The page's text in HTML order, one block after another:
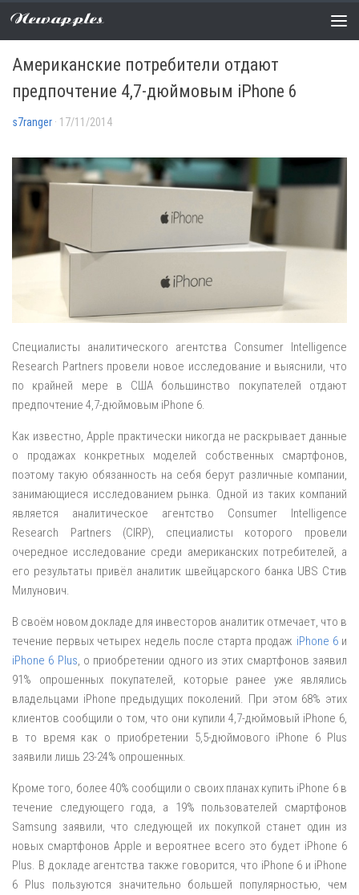
Newapples
АНАЛИТИКА/НОВОСТИ 0 COMMENTS
Американские потребители отдают
предпочтение 4,7-дюймовым iPhone 6
s7ranger · 17/11/2014
Специалисты аналитического агентства Consumer Intelligence
Research Partners провели новое исследование и выяснили, что
по крайней мере в США большинство покупателей отдают
предпочтение 4,7-дюймовым iPhone 6.
Как известно, Apple практически никогда не раскрывает данные
о продажах конкретных моделей собственных смартфонов,
поэтому такую обязанность на себя берут различные компании,
занимающиеся исследованием рынка. Одной из таких компаний
является аналитическое агентство Consumer Intelligence
Research Partners (CIRP), специалисты которого провели
очередное исследование среди американских потребителей, а
его результаты привёл аналитик швейцарского банка UBS Стив
Милунович.
В своём новом докладе для инвесторов аналитик отмечает, что в
течение первых четырех недель после старта продаж iPhone 6и
iPhone 6 Plus , о приобретении одного из этих смартфонов заявил
91% опрошенных покупателей, которые ранее уже являлись
владельцами iPhone предыдущих поколений. При этом 68% этих
клиентов сообщили о том, что они купили 4,7-дюймовый iPhone 6,
в то время как о приобретении 5,5-дюймового iPhone 6 Plus
заявили лишь 23-24% опрошенных.
Кроме того, более 40% сообщили о своих планах купить iPhone 6 в
течение следующего года, а 19% пользователей смартфонов
Samsung заявили, что следующей их покупкой станет один из
новых смартфонов Apple и вероятнее всего это будет iPhone 6
Plus. В докладе агентства также говорится, что iPhone 6 и iPhone
6 Plus пользуются значительно большей популярностью, чем